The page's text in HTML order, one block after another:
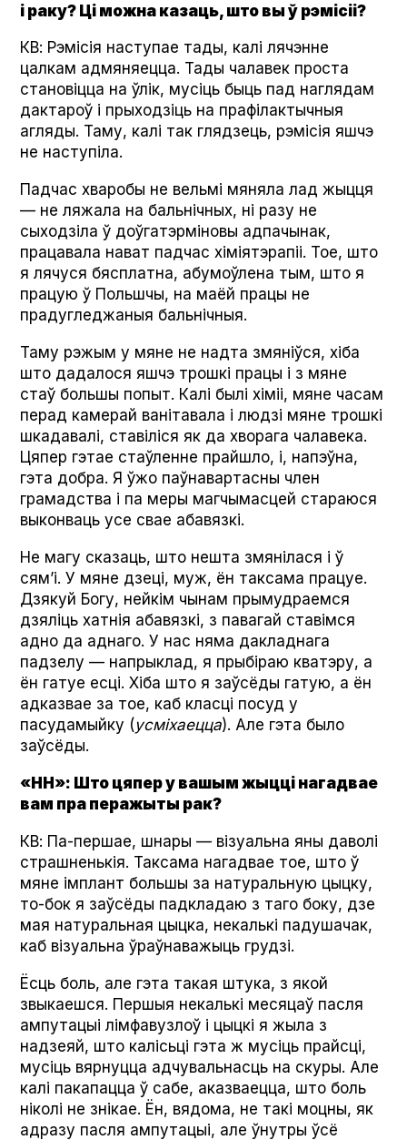
і раку? Ці можна казаць, што вы ў рэмісіі?
КВ: Рэмісія наступае тады, калі лячэнне
цалкам адмяняецца. Тады чалавек проста
становіцца на ўлік, мусіць быць пад наглядам
дактароў і прыходзіць на прафілактычныя
агляды. Таму, калі так глядзець, рэмісія яшчэ
не наступіла.
Падчас хваробы не вельмі мяняла лад жыцця
— не ляжала на бальнічных, ні разу не
сыходзіла ў доўгатэрміновы адпачынак,
працавала нават падчас хіміятэрапіі. Тое, што
я лячуся бясплатна, абумоўлена тым, што я
працую ў Польшчы, на маёй працы не
прадугледжаныя бальнічныя.
Таму рэжым у мяне не надта змяніўся, хіба
што дадалося яшчэ трошкі працы і з мяне
стаў большы попыт. Калі былі хіміі, мяне часам
перад камерай ванітавала і людзі мяне трошкі
шкадавалі, ставіліся як да хворага чалавека.
Цяпер гэтае стаўленне прайшло, і, напэўна,
гэта добра. Я ўжо паўнавартасны член
грамадства і па меры магчымасцей стараюся
выконваць усе свае абавязкі.
Не магу сказаць, што нешта змянілася і ў
сям’і. У мяне дзеці, муж, ён таксама працуе.
Дзякуй Богу, нейкім чынам прымудраемся
дзяліць хатнія абавязкі, з павагай ставімся
адно да аднаго. У нас няма дакладнага
падзелу — напрыклад, я прыбіраю кватэру, а
ён гатуе есці. Хіба што я заўсёды гатую, а ён
адказвае за тое, каб класці посуд у
пасудамыйку (усміхаецца). Але гэта было
заўсёды.
«НН»: Што цяпер у вашым жыцці нагадвае
вам пра перажыты рак?
КВ: Па-першае, шнары — візуальна яны даволі
страшненькія. Таксама нагадвае тое, што ў
мяне імплант большы за натуральную цыцку,
то-бок я заўсёды падкладаю з таго боку, дзе
мая натуральная цыцка, некалькі падушачак,
каб візуальна ўраўнаважыць грудзі.
Ёсць боль, але гэта такая штука, з якой
звыкаешся. Першыя некалькі месяцаў пасля
ампутацыі лімфавузлоў і цыцкі я жыла з
надзеяй, што калісьці гэта ж мусіць прайсці,
мусіць вярнуцца адчувальнасць на скуры. Але
калі пакапацца ў сабе, аказваецца, што боль
ніколі не знікае. Ён, вядома, не такі моцны, як
адразу пасля ампутацыі, але ўнутры ўсё